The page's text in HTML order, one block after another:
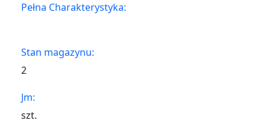
Pełna Charakterystyka:
Stan magazynu:
2
Jm:
szt.